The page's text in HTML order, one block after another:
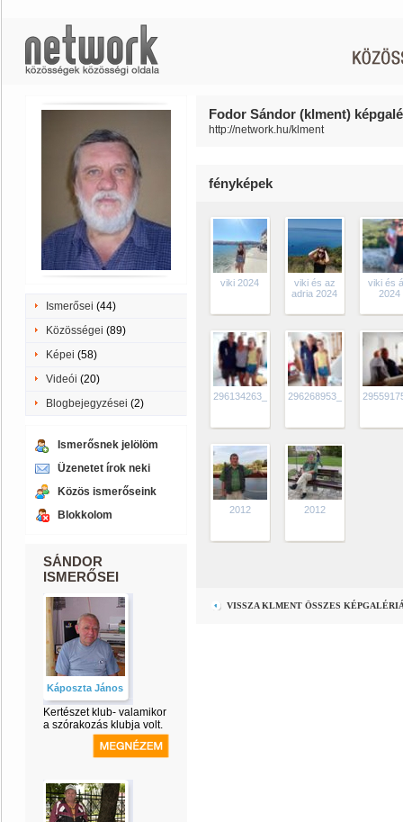
Ismerősei (44)
Közösségei (89)
Képei (58)
Videói (20)
Blogbejegyzései (2)
Ismerősnek jelölöm
Üzenetet írok neki
Közös ismerőseink
Blokkolom
SÁNDOR
ISMERŐSEI
Káposzta János
Kertészet klub- valamikor
a szórakozás klubja volt.
Fodor Sándor (klment)
http://network.hu/klment
fényképek
viki 2024
viki és az
adria 2024
viki és
2024
2012 2012
VISSZA KLMENT ÖSSZES